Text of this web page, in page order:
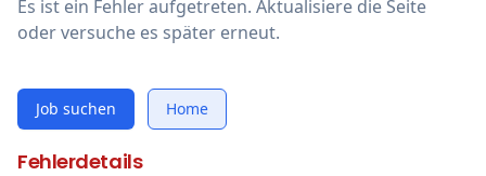
Es ist ein Fehler aufgetreten. Aktualisiere die Seite
oder versuche es später erneut.
Job suchen Home
Fehlerdetails